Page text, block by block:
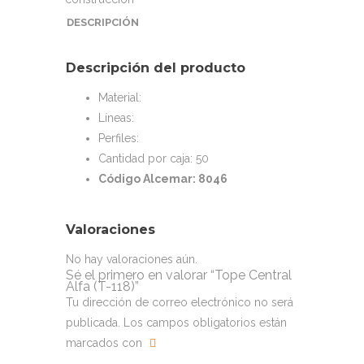
DESCRIPCIÓN
Descripción del producto
Material:
Líneas:
Perfiles:
Cantidad por caja: 50
Código Alcemar: 8046
Valoraciones
No hay valoraciones aún.
Sé el primero en valorar “Tope Central
Alfa (T-118)”
Tu dirección de correo electrónico no será
publicada.
Los campos obligatorios están
marcados con